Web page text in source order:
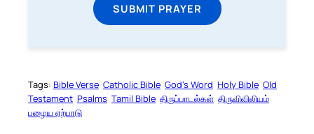
SUBMIT PRAYER
Tags: Bible Verse Catholic Bible God’s Word Holy Bible Old
Testament Psalms Tamil Bible திருப்பாடல்கள் திருவிவிலியம்
பழைய ஏற்பாடு